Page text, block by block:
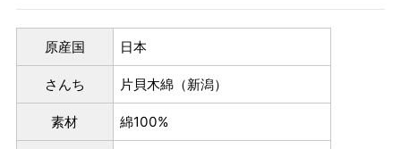
原産国 日本
さんち 片貝木綿（新潟）
素材 綿100%